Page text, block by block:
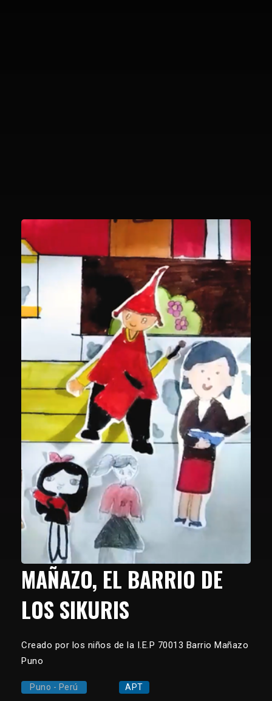
MAÑAZO, EL BARRIO DE
LOS SIKURIS
Creado por los niños de la I.E.P 70013 Barrio Mañazo
Puno
Puno - Perú APT